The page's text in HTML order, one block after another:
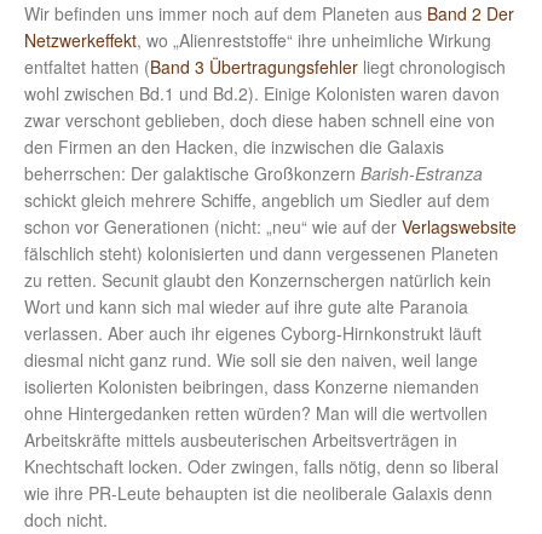
Wir befinden uns immer noch auf dem Planeten aus Band 2 Der
Netzwerkeffekt, wo „Alienreststoffe“ ihre unheimliche Wirkung
entfaltet hatten (Band 3 Übertragungsfehler liegt chronologisch
wohl zwischen Bd.1 und Bd.2). Einige Kolonisten waren davon
zwar verschont geblieben, doch diese haben schnell eine von
den Firmen an den Hacken, die inzwischen die Galaxis
beherrschen: Der galaktische Großkonzern Barish-Estranza
schickt gleich mehrere Schiffe, angeblich um Siedler auf dem
schon vor Generationen (nicht: „neu“ wie auf der Verlagswebsite
fälschlich steht) kolonisierten und dann vergessenen Planeten
zu retten. Secunit glaubt den Konzernschergen natürlich kein
Wort und kann sich mal wieder auf ihre gute alte Paranoia
verlassen. Aber auch ihr eigenes Cyborg-Hirnkonstrukt läuft
diesmal nicht ganz rund. Wie soll sie den naiven, weil lange
isolierten Kolonisten beibringen, dass Konzerne niemanden
ohne Hintergedanken retten würden? Man will die wertvollen
Arbeitskräfte mittels ausbeuterischen Arbeitsverträgen in
Knechtschaft locken. Oder zwingen, falls nötig, denn so liberal
wie ihre PR-Leute behaupten ist die neoliberale Galaxis denn
doch nicht.